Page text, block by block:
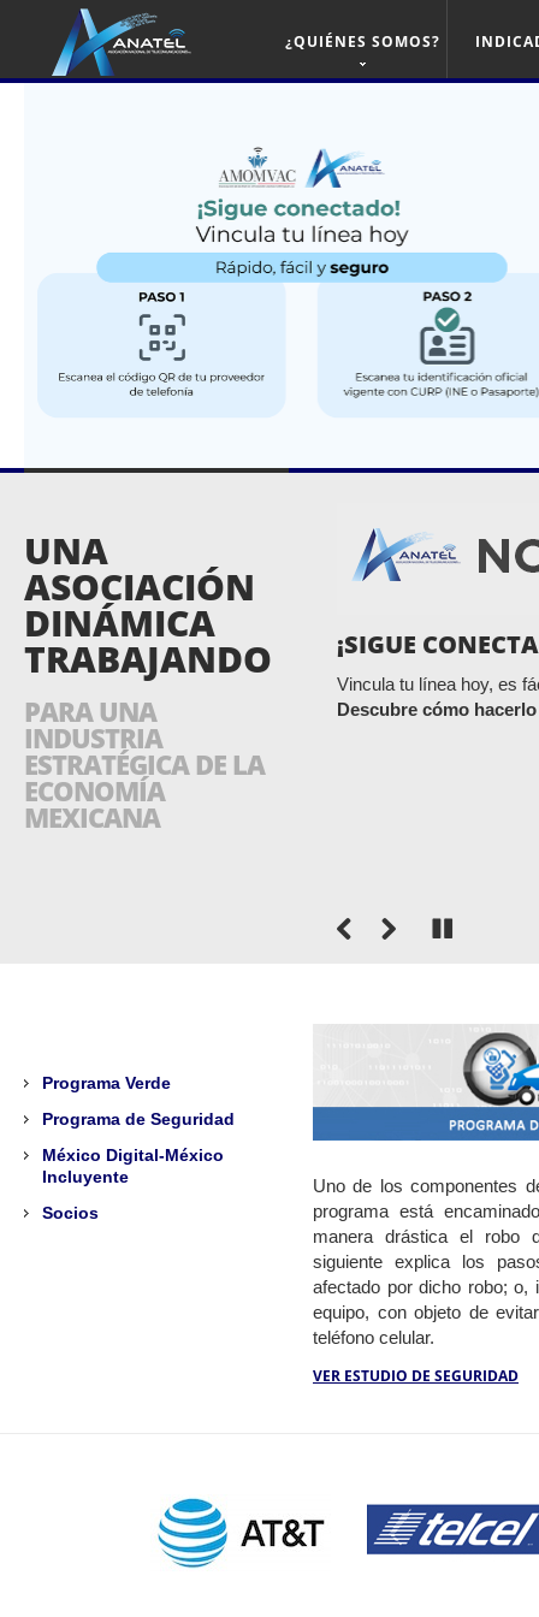
¿QUIÉNES SOMOS?
UNA
ASOCIACIÓN
DINÁMICA
TRABAJANDO
PARA UNA
INDUSTRIA
ESTRATÉGICA DE LA
ECONOMÍA
MEXICANA
¡SIGUE
Vincula tu línea hoy, es
Descubre cómo
Programa Verde
Programa de Seguridad
México Digital-México
Incluyente
Socios
Uno de los componentes
programa está
manera drástica el robo
siguiente explica los
afectado por dicho robo;
equipo, con objeto de
teléfono celular.
VER ESTUDIO DE SEGURIDAD